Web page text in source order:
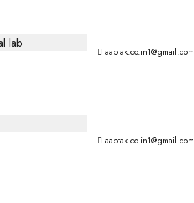
aaptak.co.in1@gmail.com
aaptak.co.in1@gmail.com